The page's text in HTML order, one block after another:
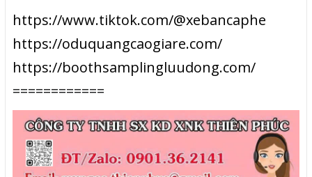
https://www.tiktok.com/@xebancaphe
https://oduquangcaogiare.com/
https://boothsamplingluudong.com/
============